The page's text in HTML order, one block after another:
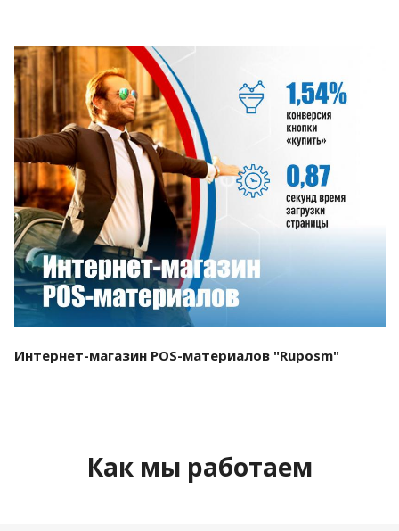
Смотреть проект
Интернет-магазин POS-материалов "Ruposm"
Как мы работаем